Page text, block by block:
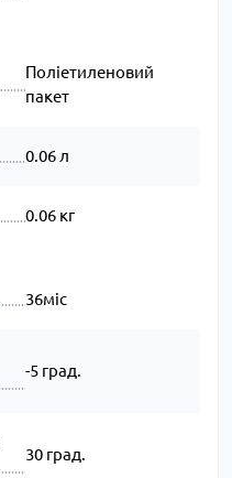
Поліетиленовий
пакет
0.06 л
0.06 кг
36міс
-5 град.
30 град.